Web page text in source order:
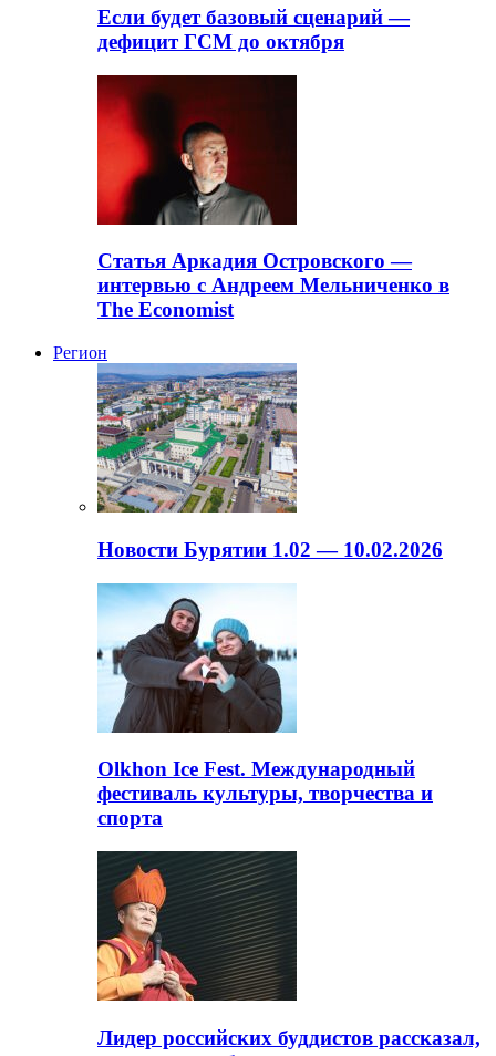
Если будет базовый сценарий —
дефицит ГСМ до октября
Статья Аркадия Островского —
интервью с Андреем Мельниченко в
The Economist
Регион
Новости Бурятии 1.02 — 10.02.2026
Olkhon Ice Fest. Международный
фестиваль культуры, творчества и
спорта
Лидер российских буддистов рассказал,